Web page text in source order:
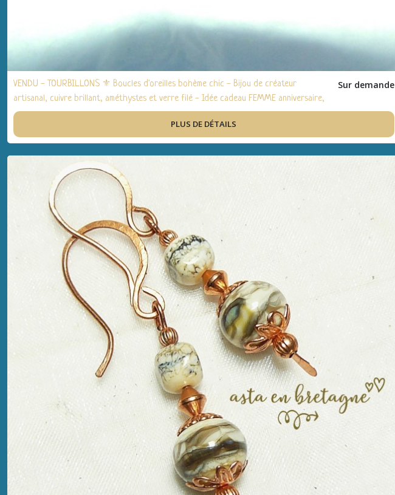
VENDU - TOURBILLONS ⚜ Boucles d'oreilles bohème chic - Bijou de créateur
artisanal, cuivre brillant, améthystes et verre filé - Idée cadeau FEMME anniversaire,
fêtes, Noël
Sur demande
PLUS DE DÉTAILS